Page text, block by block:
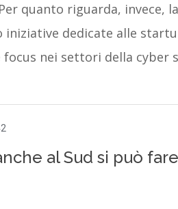
quanto riguarda, invece,
dedicate alle
nei settori della cyber